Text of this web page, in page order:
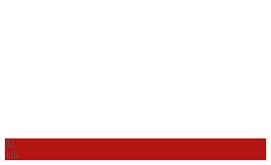
02
Juli